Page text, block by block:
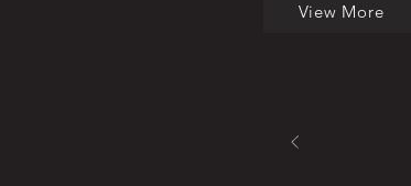
View More